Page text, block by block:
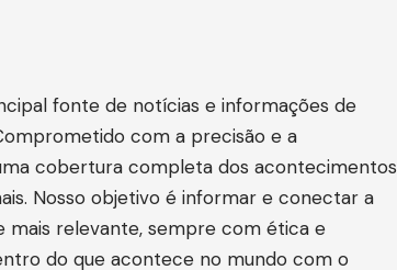
fonte de notícias e informações de
com a precisão e a
cobertura completa dos acontecimentos
Nosso objetivo é informar e conectar a
mais relevante, sempre com ética e
do que acontece no mundo com o